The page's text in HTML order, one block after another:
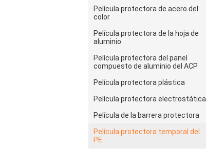
Película protectora de acero del
color
Película protectora de la hoja de
aluminio
Película protectora del panel
compuesto de aluminio del ACP
Película protectora plástica
Película protectora electrostática
Película de la barrera protectora
Película protectora temporal del
PE